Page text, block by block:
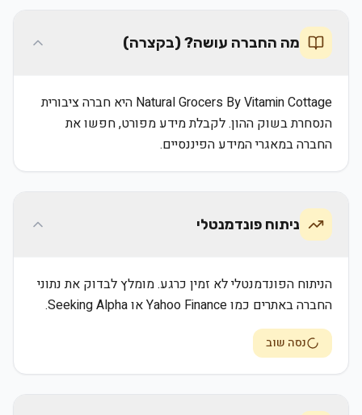
מה החברה עושה? (בקצרה)
Natural Grocers By Vitamin Cottage היא חברה ציבורית
הנסחרת בשוק ההון. לקבלת מידע מפורט, חפשו את
החברה במאגרי המידע הפיננסיים.
ניתוח פונדמנטלי
הניתוח הפונדמנטלי לא זמין כרגע. מומלץ לבדוק את נתוני
החברה באתרים כמו Yahoo Finance או Seeking Alpha.
נסה שוב